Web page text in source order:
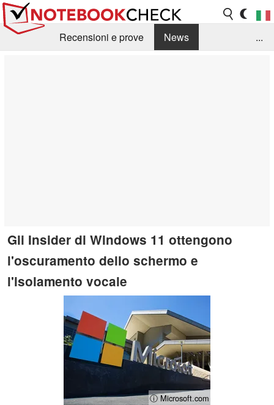
Recensioni e prove
News
...
Gli Insider di Windows 11 ottengono
l'oscuramento dello schermo e
l'isolamento vocale
ⓘ Microsoft.com